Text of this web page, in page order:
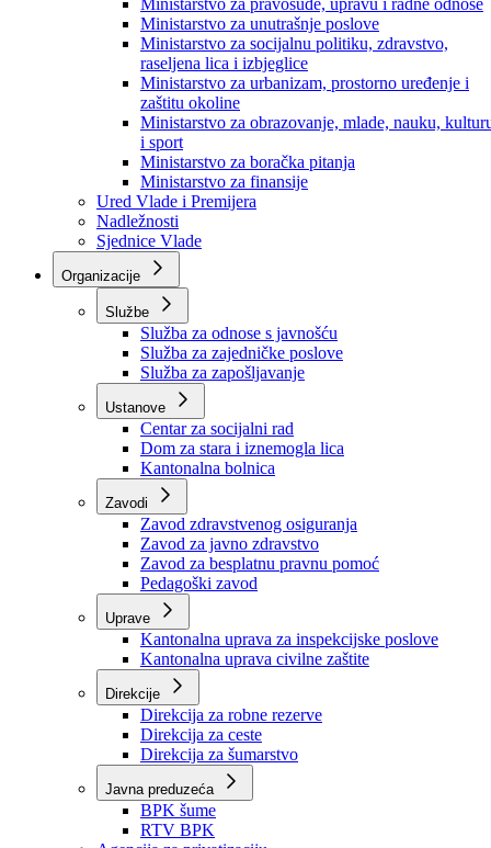
Ministarstva
Ministarstvo za privredu
Ministarstvo za pravosuđe, upravu i radne odnose
Ministarstvo za unutrašnje poslove
Ministarstvo za socijalnu politiku, zdravstvo,
raseljena lica i izbjeglice
Ministarstvo za urbanizam, prostorno uređenje i
zaštitu okoline
Ministarstvo za obrazovanje, mlade, nauku,
i sport
Ministarstvo za boračka pitanja
Ministarstvo za finansije
Ured Vlade i Premijera
Nadležnosti
Sjednice Vlade
Organizacije
Službe
Služba za odnose s javnošću
Služba za zajedničke poslove
Služba za zapošljavanje
Ustanove
Centar za socijalni rad
Dom za stara i iznemogla lica
Kantonalna bolnica
Zavodi
Zavod zdravstvenog osiguranja
Zavod za javno zdravstvo
Zavod za besplatnu pravnu pomoć
Pedagoški zavod
Kantonalna uprava za inspekcijske poslove
Kantonalna uprava civilne zaštite
Direkcije
Direkcija za robne rezerve
Direkcija za ceste
Direkcija za šumarstvo